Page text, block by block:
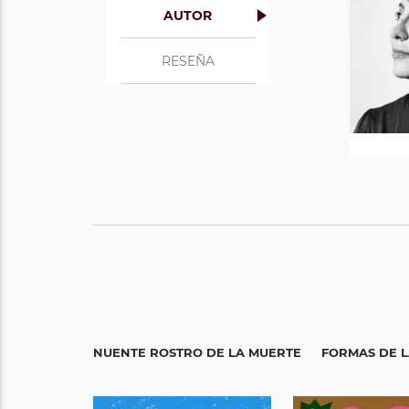
AUTOR
RESEÑA
EL RENUENTE ROSTRO DE LA MUERTE FORMAS DE